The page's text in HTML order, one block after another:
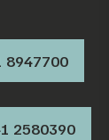
8947700
2580390‬